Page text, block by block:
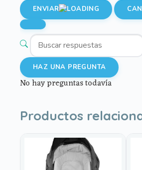
ENVIAR
HAZ UNA PREGUNTA
No hay preguntas todavía
Productos
producto